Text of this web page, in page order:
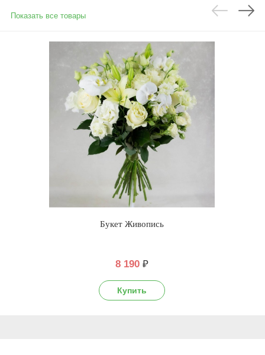
Показать все товары
Букет Живопись
8 190 ₽